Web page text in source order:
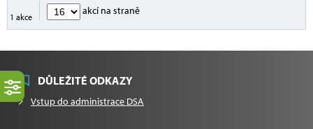
1 akce
akcí na straně
DŮLEŽITÉ ODKAZY
Vstup do administrace DSA